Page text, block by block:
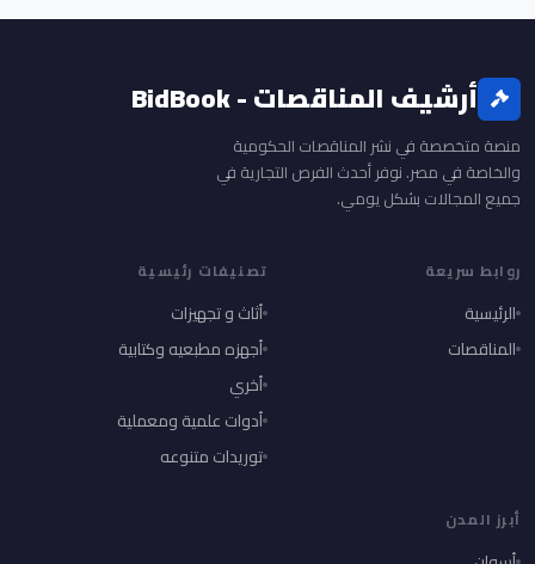
أرشيف المناقصات - BidBook
منصة متخصصة في نشر المناقصات الحكومية
والخاصة في مصر. نوفر أحدث الفرص التجارية في
جميع المجالات بشكل يومي.
روابط سريعة
الرئيسية
المناقصات
تصنيفات رئيسية
أثاث و تجهيزات
أجهزه مطبعيه وكتابية
أخري
أدوات علمية ومعملية
توريدات متنوعه
أبرز المدن